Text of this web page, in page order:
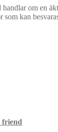
om en
som kan
friend